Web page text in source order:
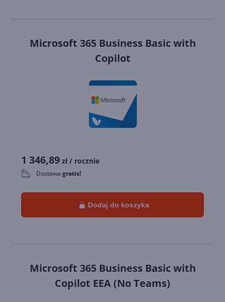
Microsoft 365 Business Basic with
Copilot
1 346,89 zł / rocznie
0 Dostawa gratis!
Dodaj do koszyka
Microsoft 365 Business Basic with
Copilot EEA (No Teams)